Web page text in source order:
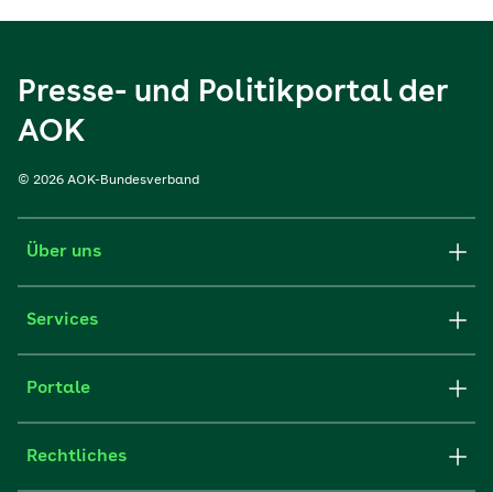
Presse- und Politikportal der
AOK
© 2026 AOK-Bundesverband
Über uns
Services
Portale
Rechtliches